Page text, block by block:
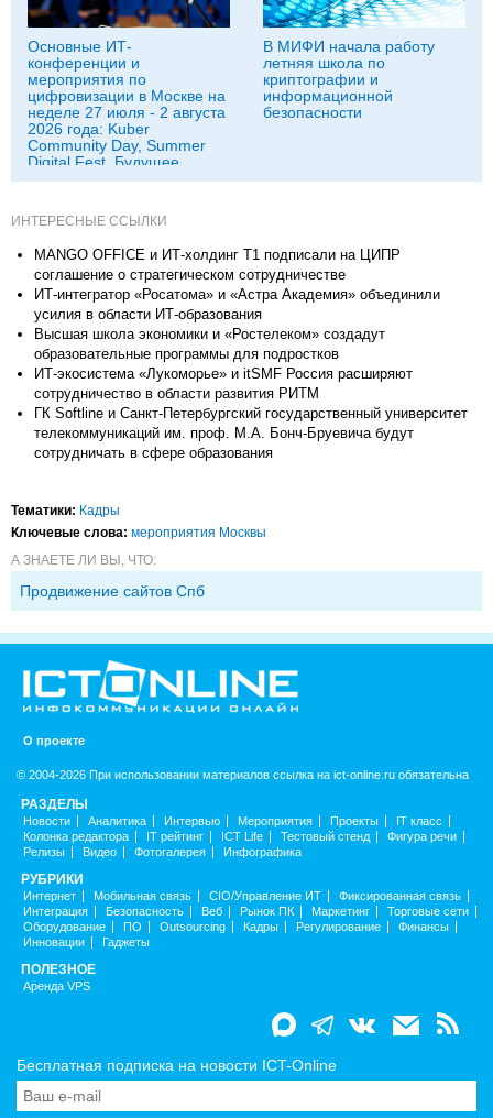
Основные ИТ-
конференции и
мероприятия по
цифровизации в Москве на
неделе 27 июля - 2 августа
2026 года: Kuber
Community Day, Summer
Digital Fest, Будущее
исследований в
В МИФИ начала работу
летняя школа по
криптографии и
информационной
безопасности
ИНТЕРЕСНЫЕ ССЫЛКИ
MANGO OFFICE и ИТ-холдинг Т1 подписали на ЦИПР
соглашение о стратегическом сотрудничестве
ИТ-интегратор «Росатома» и «Астра Академия» объединили
усилия в области ИТ-образования
Высшая школа экономики и «Ростелеком» создадут
образовательные программы для подростков
ИТ-экосистема «Лукоморье» и itSMF Россия расширяют
сотрудничество в области развития РИТМ
ГК Softline и Санкт-Петербургский государственный университет
телекоммуникаций им. проф. М.А. Бонч-Бруевича будут
сотрудничать в сфере образования
Тематики: Кадры
Ключевые слова: мероприятия Москвы
А ЗНАЕТЕ ЛИ ВЫ, ЧТО:
Продвижение сайтов Спб
О проекте
© 2004-2026 При использовании материалов ссылка на ict-online.ru обязательна
РАЗДЕЛЫ
Новости Аналитика Интервью Мероприятия Проекты
IT класс
Колонка редактора
IT рейтинг ICT Life Тестовый стенд
Фигура речи
Релизы
Видео Фотогалерея Инфографика
РУБРИКИ
Интернет Мобильная связь CIO/Управление ИТ
Фиксированная связь
Интеграция
Безопасность Веб Рынок ПК Маркетинг
Торговые сети
Оборудование
ПО Outsourcing Кадры Регулирование
Финансы
Инновации
Гаджеты
ПОЛЕЗНОЕ
Аренда VPS
Бесплатная подписка на новости ICT-Online